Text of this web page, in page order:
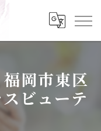
岡市東区
ビューテ